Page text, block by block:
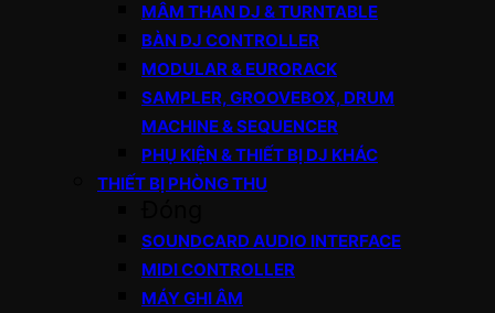
MÂM THAN DJ & TURNTABLE
BÀN DJ CONTROLLER
MODULAR & EURORACK
SAMPLER, GROOVEBOX, DRUM
MACHINE & SEQUENCER
PHỤ KIỆN & THIẾT BỊ DJ KHÁC
THIẾT BỊ PHÒNG THU
SOUNDCARD AUDIO INTERFACE
MIDI CONTROLLER
MÁY GHI ÂM